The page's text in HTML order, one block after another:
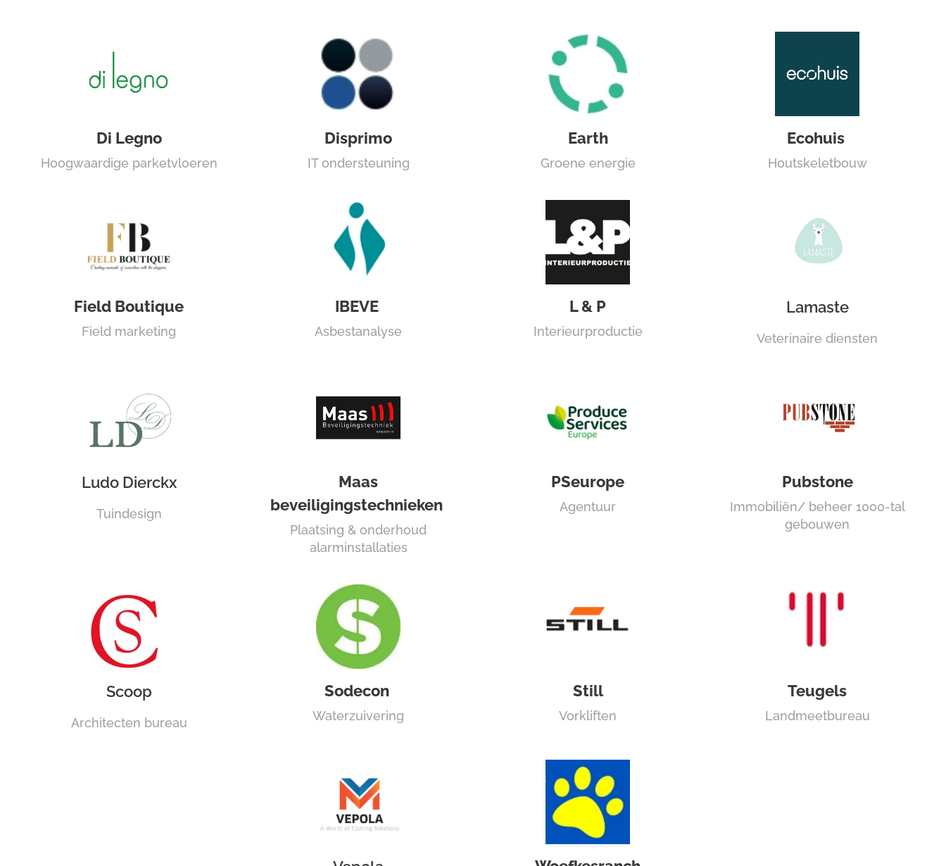
Di Legno
Hoogwaardige parketvloeren
Disprimo
IT ondersteuning
Earth
Groene energie
Ecohuis
Houtskeletbouw
Field Boutique
Field marketing
IBEVE
Asbestanalyse
L & P
Interieurproductie
Lamaste
Veterinaire diensten
Ludo Dierckx
Tuindesign
Maas
beveiligingstechnieken
Plaatsing & onderhoud
alarminstallaties
PSeurope
Agentuur
Pubstone
Immobiliën/ beheer 1000-tal
gebouwen
Scoop
Architecten bureau
Sodecon
Waterzuivering
Still
Vorkliften
Teugels
Landmeetbureau